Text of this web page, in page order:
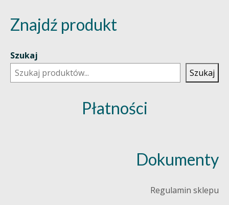
Znajdź produkt
Szukaj
Szukaj
Płatności
Dokumenty
Regulamin sklepu